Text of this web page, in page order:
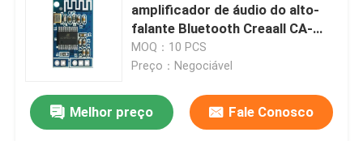
amplificador de áudio do alto-
falante Bluetooth Creaall CA-
6928 Digital Power Channel
MOQ：10 PCS
Preço：Negociável
Melhor preço Fale Conosco